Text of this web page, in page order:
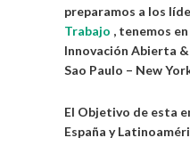
preparamos a los
Trabajo , tenemos
Innovación Abierta
Sao Paulo – New
El Objetivo de esta
España y